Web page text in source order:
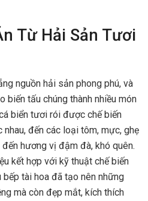
Từ Hải Sản Tươi
nguồn hải sản phong phú, và
tấu chúng thành nhiều món
biển tươi rói được chế biến
nhau, đến các loại tôm, mực, ghẹ
hương vị đậm đà, khó quên.
kết hợp với kỹ thuật chế biến
tài hoa đã tạo nên những
mà còn đẹp mắt, kích thích